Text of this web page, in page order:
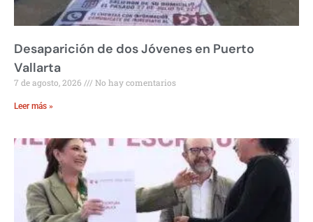
Desaparición de dos Jóvenes en Puerto
Vallarta
7 de agosto, 2026 No hay comentarios
Leer más »